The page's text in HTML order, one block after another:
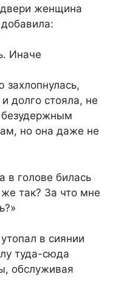
двери женщина
Иначе
захлопнулась,
долго стояла, не
безудержным
но она даже не
в голове билась
так? За что мне
в сиянии
туда-сюда
обслуживая